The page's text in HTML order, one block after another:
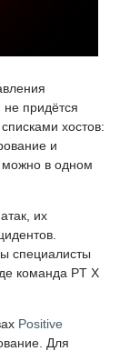
придётся
хостов:
и
можно в одном
их
специалисты
команда PT X
Positive
Для